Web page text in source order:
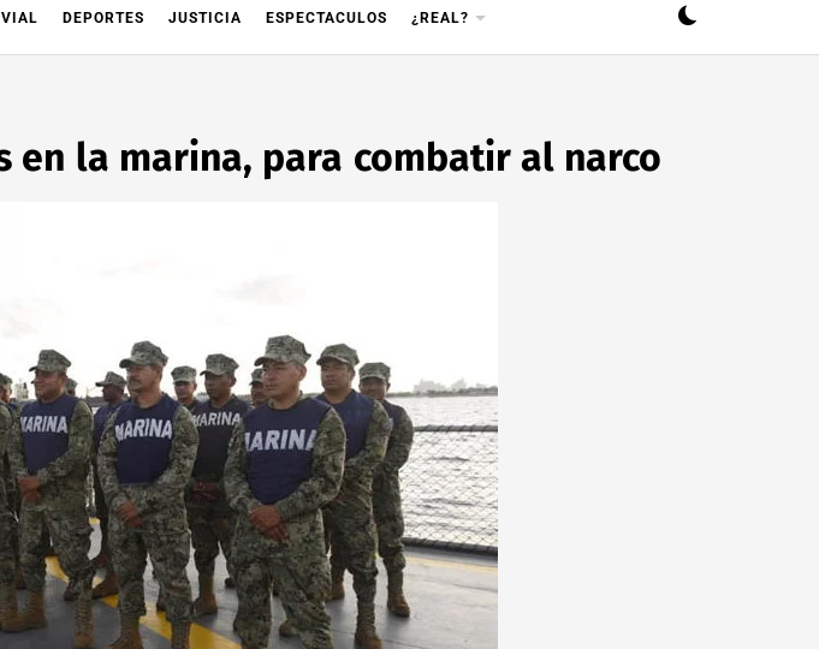
DEPORTES JUSTICIA ESPECTACULOS ¿REAL?
en la marina, para combatir al narco